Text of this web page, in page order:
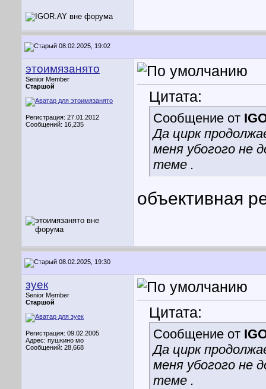
08.02.2025, 19:02
этоимязанято
Senior Member
Старшой
Регистрация: 27.01.2012
Сообщений: 16,235
Цитата:
Сообщение от
Да цирк
меня убогого не
теме .
объективная
08.02.2025, 19:30
зуек
Senior Member
Старшой
Регистрация: 09.02.2005
Адрес: пушкино мо
Сообщений: 28,668
Цитата:
Сообщение от
Да цирк
меня убогого не
теме .